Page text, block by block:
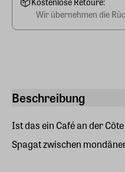
Beschreibung
Ist das ein Café an der
Spagat zwischen
Wir übernehmen die